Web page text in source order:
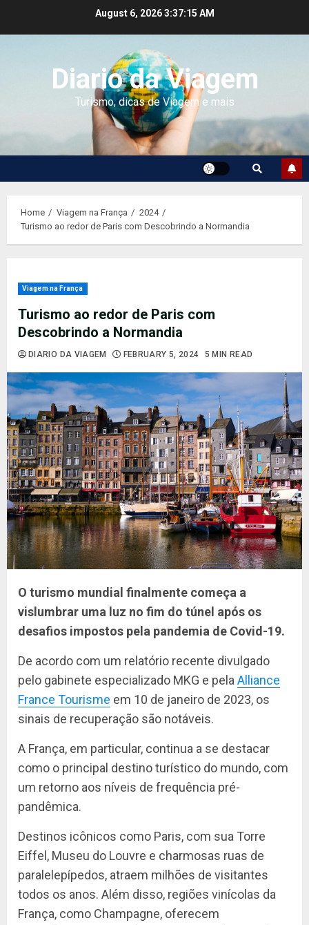
August 6, 20263:37:16 AM
Diario da Viagem
Turismo, dicas de Viagem e mais
Home Viagem na França
2024
Turismo ao redor de Paris com Descobrindo a Normandia
Viagem na França
Turismo ao redor de Paris com
Descobrindo a Normandia
DIARIO DA VIAGEM FEBRUARY 5, 2024 5 MIN READ
O turismo mundial finalmente começa a
vislumbrar uma luz no fim do túnel após os
desafios impostos pela pandemia de Covid-19.
De acordo com um relatório recente divulgado
pelo gabinete especializado MKG e pelaAlliance
France Tourisme em 10 de janeiro de 2023, os
sinais de recuperação são notáveis.
A França, em particular, continua a se destacar
como o principal destino turístico do mundo, com
um retorno aos níveis de frequência pré-
pandêmica.
Destinos icônicos como Paris, com sua Torre
Eiffel, Museu do Louvre e charmosas ruas de
paralelepípedos, atraem milhões de visitantes
todos os anos. Além disso, regiões vinícolas da
França, como Champagne, oferecem